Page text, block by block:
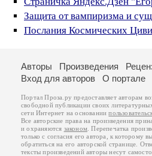
Защита от вампиризма и
Послания Космических
Авторы Произведения
Вход для авторов
О портале
Портал Проза.ру предоставляет авторам
свободной публикации своих
сети Интернет на основании
Все авторские права на произведения
и охраняются законом . Перепечатка
только с согласия его автора, к которому
обратиться на его авторской странице.
тексты произведений авторы несут